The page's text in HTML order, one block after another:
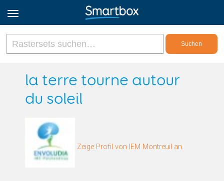
Online Grids
Anmeldung
la terre tourne autour
du soleil
Zeige Profil von IEM Montreuil an.